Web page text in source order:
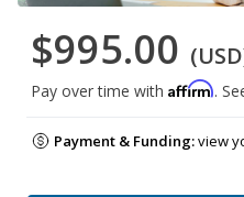
$995.00
Pay over time with Affirm.
Payment & Funding:view